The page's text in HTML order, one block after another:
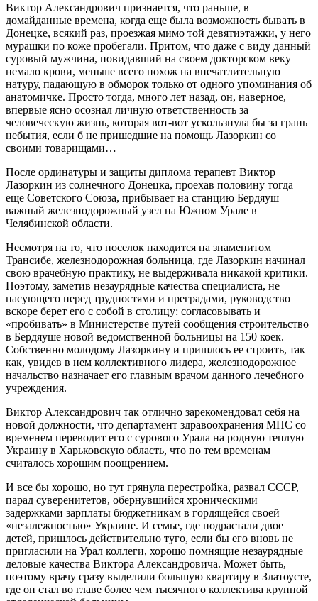
Виктор Александрович признается, что раньше, в
домайданные времена, когда еще была возможность бывать в
Донецке, всякий раз, проезжая мимо той девятиэтажки, у него
мурашки по коже пробегали. Притом, что даже с виду данный
суровый мужчина, повидавший на своем докторском веку
немало крови, меньше всего похож на впечатлительную
натуру, падающую в обморок только от одного упоминания об
анатомичке. Просто тогда, много лет назад, он, наверное,
впервые ясно осознал личную ответственность за
человеческую жизнь, которая вот-вот ускользнула бы за грань
небытия, если б не пришедшие на помощь Лазоркин со
своими товарищами…
После ординатуры и защиты диплома терапевт Виктор
Лазоркин из солнечного Донецка, проехав половину тогда
еще Советского Союза, прибывает на станцию Бердяуш –
важный железнодорожный узел на Южном Урале в
Челябинской области.
Несмотря на то, что поселок находится на знаменитом
Трансибе, железнодорожная больница, где Лазоркин начинал
свою врачебную практику, не выдерживала никакой критики.
Поэтому, заметив незаурядные качества специалиста, не
пасующего перед трудностями и преградами, руководство
вскоре берет его с собой в столицу: согласовывать и
«пробивать» в Министерстве путей сообщения строительство
в Бердяуше новой ведомственной больницы на 150 коек.
Собственно молодому Лазоркину и пришлось ее строить, так
как, увидев в нем коллективного лидера, железнодорожное
начальство назначает его главным врачом данного лечебного
учреждения.
Виктор Александрович так отлично зарекомендовал себя на
новой должности, что департамент здравоохранения МПС со
временем переводит его с сурового Урала на родную теплую
Украину в Харьковскую область, что по тем временам
считалось хорошим поощрением.
И все бы хорошо, но тут грянула перестройка, развал СССР,
парад суверенитетов, обернувшийся хроническими
задержками зарплаты бюджетникам в гордящейся своей
«незалежностью» Украине. И семье, где подрастали двое
детей, пришлось действительно туго, если бы его вновь не
пригласили на Урал коллеги, хорошо помнящие незаурядные
деловые качества Виктора Александровича. Может быть,
поэтому врачу сразу выделили большую квартиру в Златоусте,
где он стал во главе более чем тысячного коллектива крупной